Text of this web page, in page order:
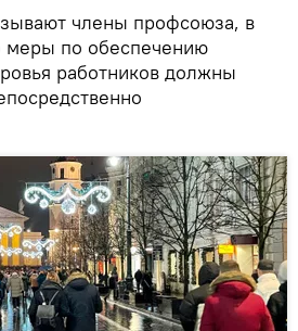
члены профсоюза, в
меры по обеспечению
работников должны